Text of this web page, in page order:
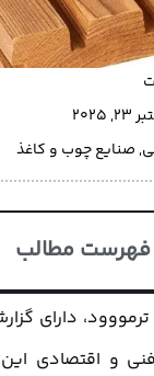
,صنایع چوب و کاغذ
فهرست مطالب
دارای
و اقتصادی